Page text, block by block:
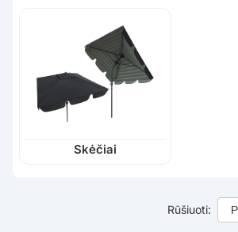
Skėčiai
Rūšiuoti: